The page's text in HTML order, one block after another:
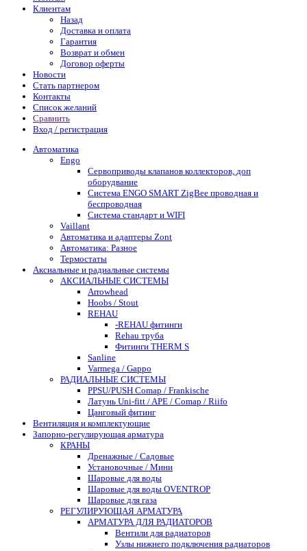
Клиентам
Назад
Доставка и оплата
Гарантия
Возврат и обмен
Договор оферты
Новости
Стать партнером
Контакты
Список желаний
Сравнить
Вход / регистрация
Автоматика
Engo
Сервоприводы клапанов коллекторов, доп
оборудвание
Система ENGO SMART ZigBee проводная и
беспроводная
Система стандарт и WIFI
Vaillant
Автоматика и адаптеры Zont
Автоматика: Разное
Термостаты
Аксиальные и радиальные системы
АКСИАЛЬНЫЕ СИСТЕМЫ
Arrowhead
Hoobs / Stout
REHAU
-REHAU фитинги
Rehau труба
Фитинги THERM S
Sanline
Varmega / Gappo
РАДИАЛЬНЫЕ СИСТЕМЫ
PPSU/PUSH Comap / Frankische
Латунь Uni-fitt / APE / Comap / Riifo
Цанговый фитинг
Вентиляция и комплектующие
Запорно-регулирующая арматура
КРАНЫ
Дренажные / Садовые
Установочные / Мини
Шаровые для воды
Шаровые для воды OVENTROP
Шаровые для газа
РЕГУЛИРУЮЩАЯ АРМАТУРА
АРМАТУРА ДЛЯ РАДИАТОРОВ
Вентили для радиаторов
Узлы нижнего подключения радиаторов